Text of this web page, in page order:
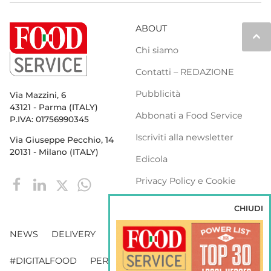
keyboard_arrow_up
Via Mazzini, 6
43121 - Parma (ITALY)
P.IVA: 01756990345
Via Giuseppe Pecchio, 14
20131 - Milano (ITALY)
ABOUT
Chi siamo
Contatti – REDAZIONE
Pubblicità
Abbonati a Food Service
Iscriviti alla newsletter
Edicola
Privacy Policy e Cookie
NEWS DELIVERY DISTRIBUZIONE
#DIGITALFOOD PERSONE WEBINAR VENDING
CHIUDI